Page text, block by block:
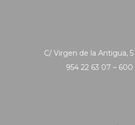
C/ Virgen de la Antigua, 5
954 22 63 07 – 600